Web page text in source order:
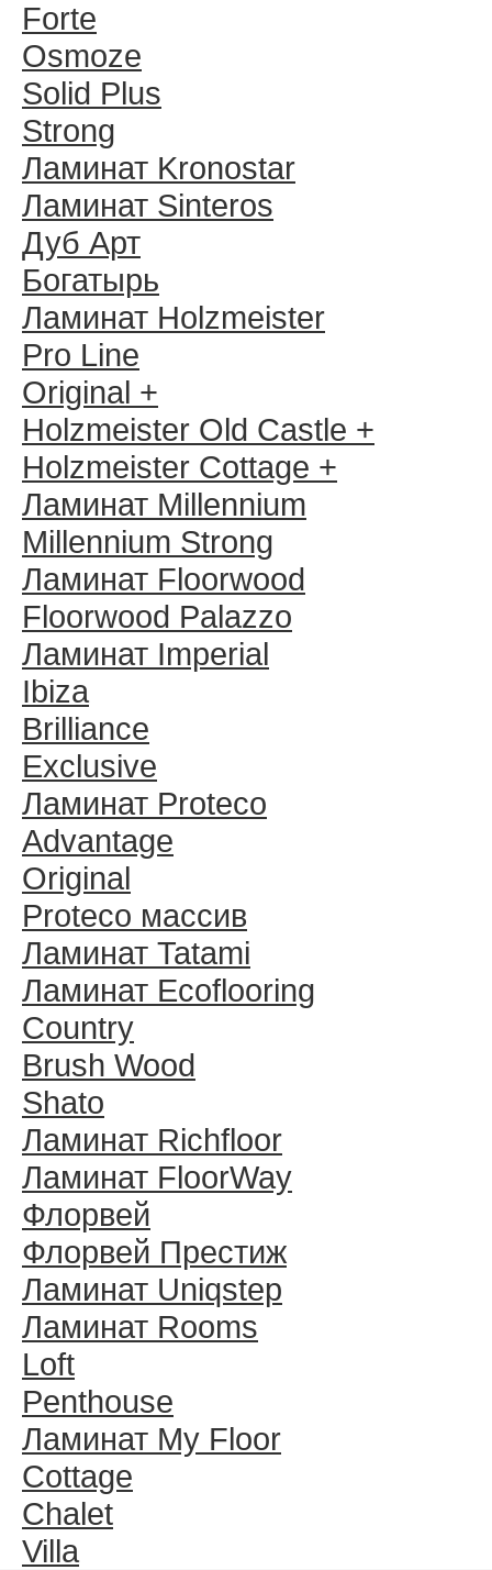
Forte
Osmoze
Solid Plus
Strong
Ламинат Kronostar
Ламинат Sinteros
Дуб Арт
Богатырь
Ламинат Holzmeister
Pro Line
Original +
Holzmeister Old Castle +
Holzmeister Cottage +
Ламинат Millennium
Millennium Strong
Ламинат Floorwood
Floorwood Palazzo
Ламинат Imperial
Ibiza
Brilliance
Exclusive
Ламинат Proteco
Advantage
Original
Proteco массив
Ламинат Tatami
Ламинат Ecoflooring
Country
Brush Wood
Shato
Ламинат Richfloor
Ламинат FloorWay
Флорвей
Флорвей Престиж
Ламинат Uniqstep
Ламинат Rooms
Loft
Penthouse
Ламинат My Floor
Cottage
Chalet
Villa